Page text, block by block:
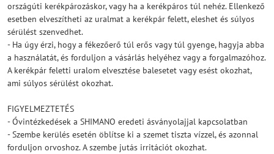
országúti kerékpározáskor, vagy ha a kerékpáros túl nehéz. Ellenkező
esetben elveszítheti az uralmat a kerékpár felett, eleshet és súlyos
sérülést szenvedhet.
- Ha úgy érzi, hogy a fékezőerő túl erős vagy túl gyenge, hagyja abba
a használatát, és forduljon a vásárlás helyéhez vagy a forgalmazóhoz.
A kerékpár feletti uralom elvesztése balesetet vagy esést okozhat,
ami súlyos sérülést okozhat.
FIGYELMEZTETÉS
- Óvintézkedések a SHIMANO eredeti ásványolajjal kapcsolatban
- Szembe kerülés esetén öblítse ki a szemet tiszta vízzel, és azonnal
forduljon orvoshoz. A szembe jutás irritációt okozhat.